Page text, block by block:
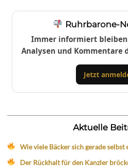
Ruhrbarone-
Immer informiert
Analysen und Kommentare
Jetzt
Aktuelle
Wie viele Bäcker sich gerade
Der Rückhalt für den Kanzler